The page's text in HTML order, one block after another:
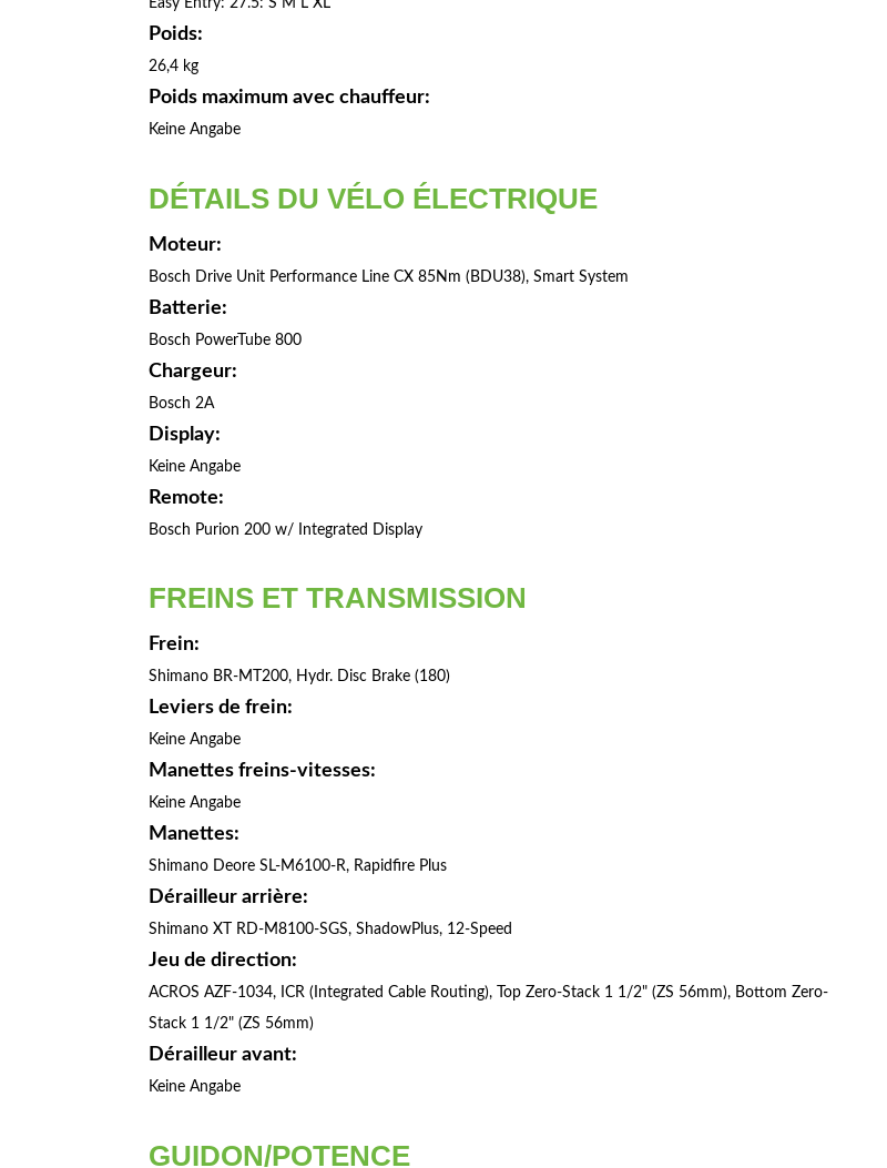
Easy Entry: 27.5: S M L XL
Poids:
26,4 kg
Poids maximum avec chauffeur:
Keine Angabe
DÉTAILS DU VÉLO ÉLECTRIQUE
Moteur:
Bosch Drive Unit Performance Line CX 85Nm (BDU38), Smart System
Batterie:
Bosch PowerTube 800
Chargeur:
Bosch 2A
Display:
Keine Angabe
Remote:
Bosch Purion 200 w/ Integrated Display
FREINS ET TRANSMISSION
Frein:
Shimano BR-MT200, Hydr. Disc Brake (180)
Leviers de frein:
Keine Angabe
Manettes freins-vitesses:
Keine Angabe
Manettes:
Shimano Deore SL-M6100-R, Rapidfire Plus
Dérailleur arrière:
Shimano XT RD-M8100-SGS, ShadowPlus, 12-Speed
Jeu de direction:
ACROS AZF-1034, ICR (Integrated Cable Routing), Top Zero-Stack 1 1/2" (ZS 56mm), Bottom Zero-
Stack 1 1/2" (ZS 56mm)
Dérailleur avant:
Keine Angabe
GUIDON/POTENCE